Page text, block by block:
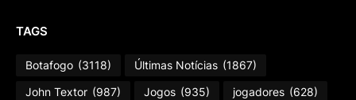
TAGS
Botafogo (3118) Últimas Notícias (1867)
John Textor (987) Jogos (935) jogadores (628)